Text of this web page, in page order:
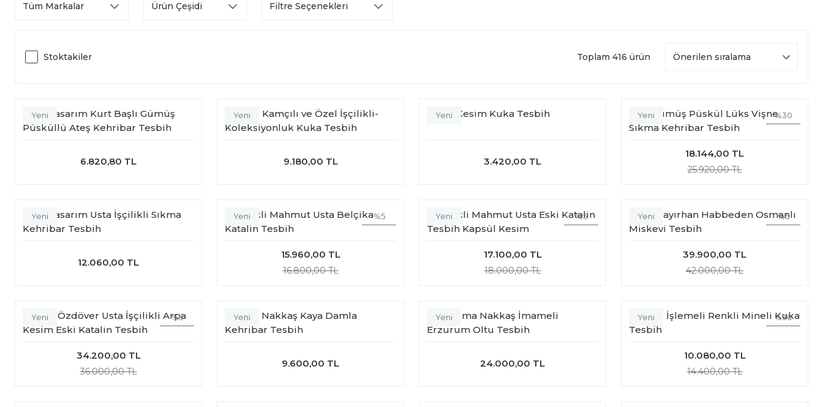
Tüm Markalar Ürün Çeşidi Filtre Seçenekleri
Stoktakiler Toplam 416 ürün
Yeni
Özel Tasarım Kurt Başlı Gümüş
Püsküllü Ateş Kehribar Tesbih
6.820,80 TL
Yeni
Gümüş Kamçılı ve Özel İşçilikli-
Koleksiyonluk Kuka Tesbih
9.180,00 TL
Yeni
Beyzi Kesim Kuka Tesbih
3.420,00 TL
Yeni %30
Ağır Gümüş Püskül Lüks Vişne
Sıkma Kehribar Tesbih
18.144,00 TL
25.920,00 TL
Yeni
Özel Tasarım Usta İşçilikli Sıkma
Kehribar Tesbih
12.060,00 TL
Yeni %5
Siverekli Mahmut Usta Belçika
Katalin Tesbih
15.960,00 TL
16.800,00 TL
Yeni %5
Siverekli Mahmut Usta Eski Katalin
Tesbih Kapsül Kesim
17.100,00 TL
18.000,00 TL
Yeni %5
Eyüp Bayırhan Habbeden Osmanlı
Miskevi Tesbih
39.900,00 TL
42.000,00 TL
Yeni %5
Özlem Özdöver Usta İşçilikli Arpa
Kesim Eski Katalin Tesbih
34.200,00 TL
36.000,00 TL
Yeni
İmame Nakkaş Kaya Damla
Kehribar Tesbih
9.600,00 TL
Yeni
12'li Yarma Nakkaş İmameli
Erzurum Oltu Tesbih
24.000,00 TL
Yeni %30
Gümüş İşlemeli Renkli Mineli Kuka
Tesbih
10.080,00 TL
14.400,00 TL